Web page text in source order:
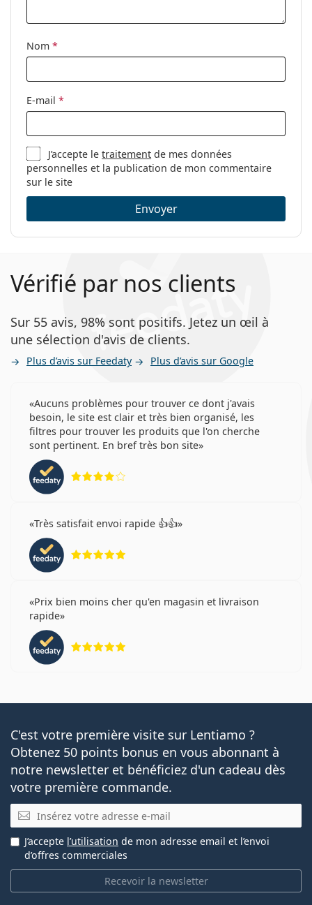
Nom *
E-mail *
J’accepte letraitement de mes données
personnelles et la publication de mon commentaire
sur le site
Envoyer
Vérifié par nos clients
Sur 55 avis, 98% sont positifs. Jetez un œil à
une sélection d'avis de clients.
Plus d’avis sur Feedaty Plus d’avis sur Google
Aucuns problèmes pour trouver ce dont j'avais
besoin, le site est clair et très bien organisé, les
filtres pour trouver les produits que l'on cherche
sont pertinent. En bref très bon site
Très satisfait envoi rapide 👍👍
Prix bien moins cher qu'en magasin et livraison
rapide
C'est votre première visite sur Lentiamo ?
Obtenez 50 points bonus en vous abonnant à
notre newsletter et bénéficiez d'un cadeau dès
votre première commande.
E-mail
Recevoir la newsletter
J’accepte l’utilisation de mon adresse email et l’envoi
d’offres commerciales